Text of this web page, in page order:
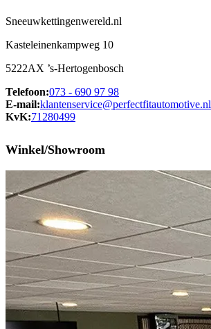
Sneeuwkettingenwereld.nl
Kasteleinenkampweg 10
5222AX ’s-Hertogenbosch
Telefoon:073 - 690 97 98
E-mail:klantenservice@perfectfitautomotive.nl
KvK:71280499
Winkel/Showroom